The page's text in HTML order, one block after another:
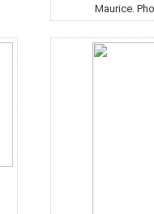
Maurice.